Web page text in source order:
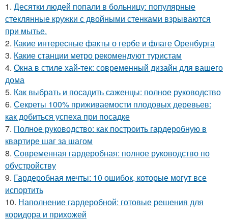
1. Десятки людей попали в больницу: популярные
стеклянные кружки с двойными стенками взрываются
при мытье.
2. Какие интересные факты о гербе и флаге Оренбурга
3. Какие станции метро рекомендуют туристам
4. Окна в стиле хай-тек: современный дизайн для вашего
дома
5. Как выбрать и посадить саженцы: полное руководство
6. Секреты 100% приживаемости плодовых деревьев:
как добиться успеха при посадке
7. Полное руководство: как построить гардеробную в
квартире шаг за шагом
8. Современная гардеробная: полное руководство по
обустройству
9. Гардеробная мечты: 10 ошибок, которые могут все
испортить
10. Наполнение гардеробной: готовые решения для
коридора и прихожей